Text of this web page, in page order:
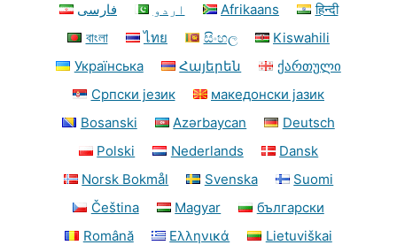
فارسی
اردو Afrikaans
हिन्दी
বাংলা
ไทย සිංහල
Kiswahili
Українська
Հայերեն
ქართული
Српски језик
македонски јазик
Bosanski
Azərbaycan
Deutsch
Polski
Nederlands
Dansk
Norsk Bokmål
Svenska
Suomi
Čeština
Magyar
български
Română
Ελληνικά Lietuviškai